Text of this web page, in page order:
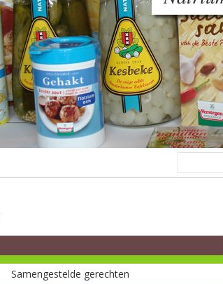
Samengestelde gerechten